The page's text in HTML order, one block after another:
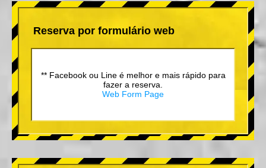
Reserva por formulário web
** Facebook ou Line é melhor e mais rápido para
fazer a reserva.
Web Form Page